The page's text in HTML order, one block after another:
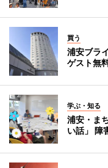
買う
浦安ブラ
ゲスト無
学ぶ・知る
浦安・ま
い話」 障